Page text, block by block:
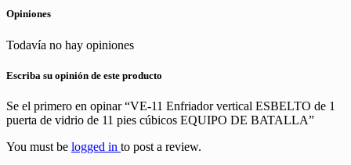
Opiniones
Todavía no hay opiniones
Escriba su opinión de este producto
Se el primero en opinar “VE-11 Enfriador vertical ESBELTO de 1
puerta de vidrio de 11 pies cúbicos EQUIPO DE BATALLA”
You must be logged in to post a review.